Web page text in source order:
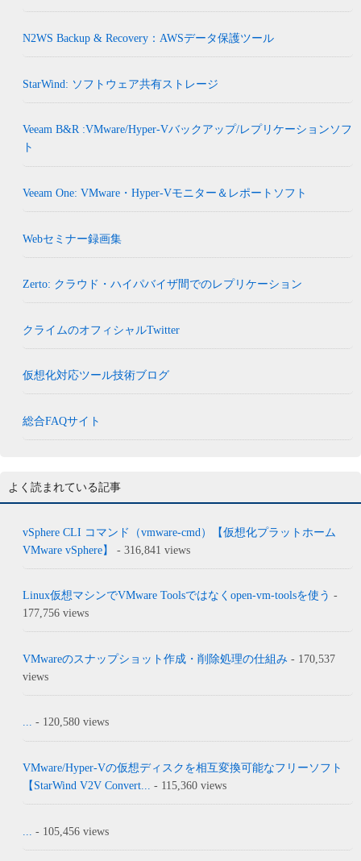
N2WS Backup & Recovery：AWSデータ保護ツール
StarWind: ソフトウェア共有ストレージ
Veeam B&R :VMware/Hyper-Vバックアップ/レプリケーションソフ
ト
Veeam One: VMware・Hyper-Vモニター＆レポートソフト
Webセミナー録画集
Zerto: クラウド・ハイパバイザ間でのレプリケーション
クライムのオフィシャルTwitter
仮想化対応ツール技術ブログ
総合FAQサイト
よく読まれている記事
vSphere CLI コマンド（vmware-cmd）【仮想化プラットホーム
VMware vSphere】
- 316,841 views
Linux仮想マシンでVMware Toolsではなくopen-vm-toolsを使う -
177,756 views
VMwareのスナップショット作成・削除処理の仕組み - 170,537
views
... - 120,580 views
VMware/Hyper-Vの仮想ディスクを相互変換可能なフリーソフト
【StarWind V2V Convert...
- 115,360 views
- 105,456 views